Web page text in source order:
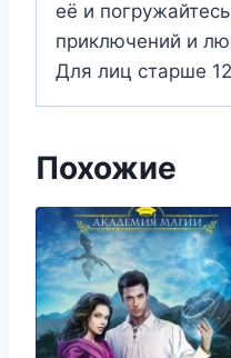
её и
приключений и
Для лиц старше
Похожие